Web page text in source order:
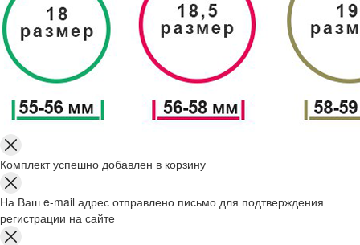
Комплект успешно добавлен в корзину
На Ваш e-mail адрес отправлено письмо для подтверждения
регистрации на сайте